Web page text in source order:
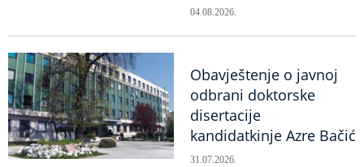
04.08.2026.
Obavještenje o javnoj
odbrani doktorske
disertacije
kandidatkinje Azre Bačić
31.07.2026.